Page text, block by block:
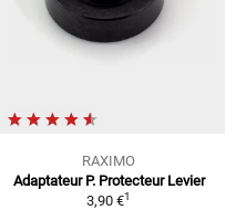
RAXIMO
Adaptateur P. Protecteur Levier
3,90 €1